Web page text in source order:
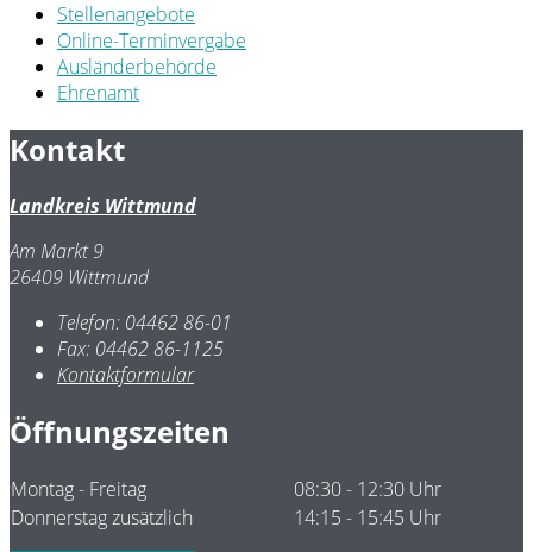
Stellenangebote
Online-Terminvergabe
Ausländerbehörde
Ehrenamt
Kontakt
Landkreis Wittmund
Am Markt 9
26409 Wittmund
Telefon: 04462 86-01
Fax: 04462 86-1125
Kontaktformular
Öffnungszeiten
Montag - Freitag
08:30 - 12:30 Uhr
Donnerstag zusätzlich
14:15 - 15:45 Uhr